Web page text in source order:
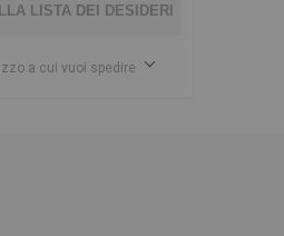
LISTA DEI DESIDERI
a cui vuoi spedire